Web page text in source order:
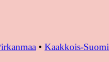
• Kaakkois-Suomi